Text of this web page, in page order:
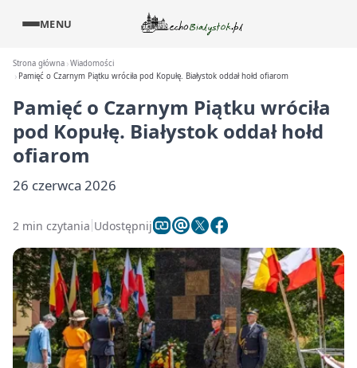
MENU
Strona główna Wiadomości
Pamięć o Czarnym Piątku wróciła pod Kopułę. Białystok oddał hołd ofiarom
Pamięć o Czarnym Piątku wróciła
pod Kopułę. Białystok oddał hołd
ofiarom
26 czerwca 2026
2 min czytania Udostępnij